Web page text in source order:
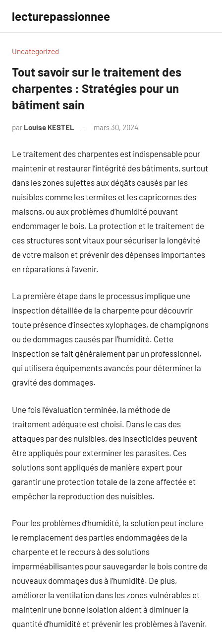
contenu
lecturepassionnee
Uncategorized
Tout savoir sur le traitement des
charpentes : Stratégies pour un
bâtiment sain
par Louise KESTEL mars 30, 2024
Le traitement des charpentes est indispensable pour
maintenir et restaurer l’intégrité des bâtiments, surtout
dans les zones sujettes aux dégâts causés par les
nuisibles comme les termites et les capricornes des
maisons, ou aux problèmes d’humidité pouvant
endommager le bois. La protection et le traitement de
ces structures sont vitaux pour sécuriser la longévité
de votre maison et prévenir des dépenses importantes
en réparations à l’avenir.
La première étape dans le processus implique une
inspection détaillée de la charpente pour découvrir
toute présence d’insectes xylophages, de champignons
ou de dommages causés par l’humidité. Cette
inspection se fait généralement par un professionnel,
qui utilisera équipements avancés pour déterminer la
gravité des dommages.
Une fois l’évaluation terminée, la méthode de
traitement adéquate est choisi. Dans le cas des
attaques par des nuisibles, des insecticides peuvent
être appliqués pour exterminer les parasites. Ces
solutions sont appliqués de manière expert pour
garantir une protection totale de la zone affectée et
empêcher la reproduction des nuisibles.
Pour les problèmes d’humidité, la solution peut inclure
le remplacement des parties endommagées de la
charpente et le recours à des solutions
imperméabilisantes pour sauvegarder le bois contre de
nouveaux dommages dus à l’humidité. De plus,
améliorer la ventilation dans les zones vulnérables et
maintenir une bonne isolation aident à diminuer la
quantité d’humidité et prévenir les problèmes à l’avenir.